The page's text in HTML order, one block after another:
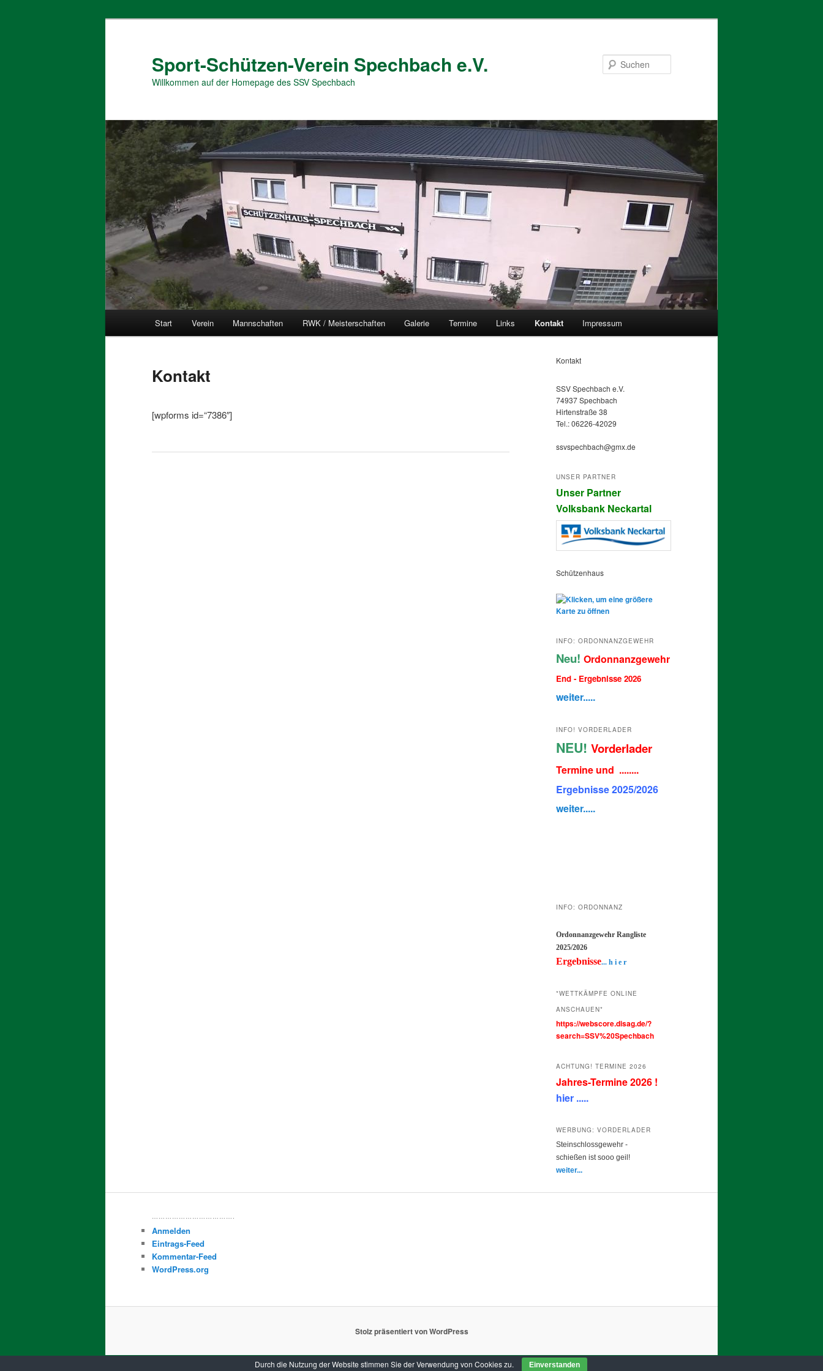
Sport-Schützen-Verein Spechbach e.V.
Willkommen auf der Homepage des SSV Spechbach
Start Verein Mannschaften RWK / Meisterschaften Galerie Termine Links Kontakt Impressum
Kontakt
[wpforms id=“7386″]
Kontakt
SSV Spechbach e.V.
74937 Spechbach
Hirtenstraße 38
Tel.: 06226-42029
ssvspechbach@gmx.de
UNSER PARTNER
Unser Partner
Volksbank Neckartal
Schützenhaus
INFO: ORDONNANZGEWEHR
Neu! Ordonnanzgewehr
End - Ergebnisse 2026
weiter.....
INFO! VORDERLADER
NEU! Vorderlader
Termine und ........
Ergebnisse 2025/2026
weiter.....
INFO: ORDONNANZ
Ordonnanzgewehr Rangliste
2025/2026
Ergebnisse... h i e r
*WETTKÄMPFE ONLINE
ANSCHAUEN*
https://webscore.disag.de/?
search=SSV%20Spechbach
ACHTUNG! TERMINE 2026
Jahres-Termine 2026 !
hier .....
WERBUNG: VORDERLADER
Steinschlossgewehr -
schießen ist sooo geil!
weiter...
Anmelden
Eintrags-Feed
Kommentar-Feed
WordPress.org
Stolz präsentiert von WordPress
Durch die Nutzung der Website stimmen Sie der Verwendung von Cookies zu. Einverstanden